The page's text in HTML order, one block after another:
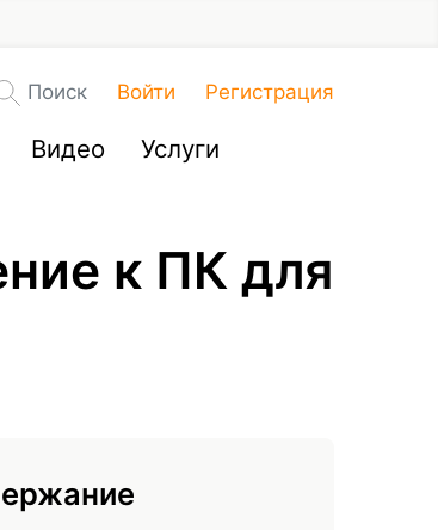
Поиск Войти Регистрация
Видео Услуги
к ПК для